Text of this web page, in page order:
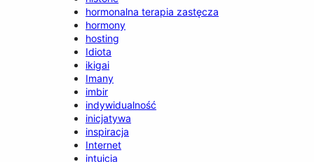
hormonalna terapia zastęcza
hormony
hosting
Idiota
ikigai
Imany
imbir
indywidualność
inicjatywa
inspiracja
Internet
intuicja